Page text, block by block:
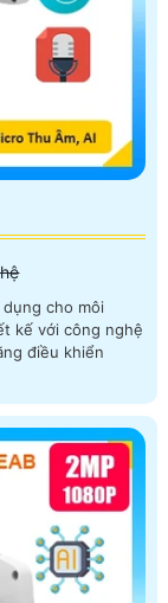
dụng cho môi
điều khiển